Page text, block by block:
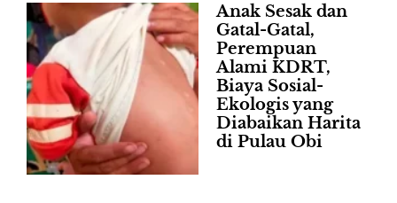
Anak Sesak dan
Gatal-Gatal,
Perempuan
Alami KDRT,
Biaya Sosial-
Ekologis yang
Diabaikan Harita
di Pulau Obi